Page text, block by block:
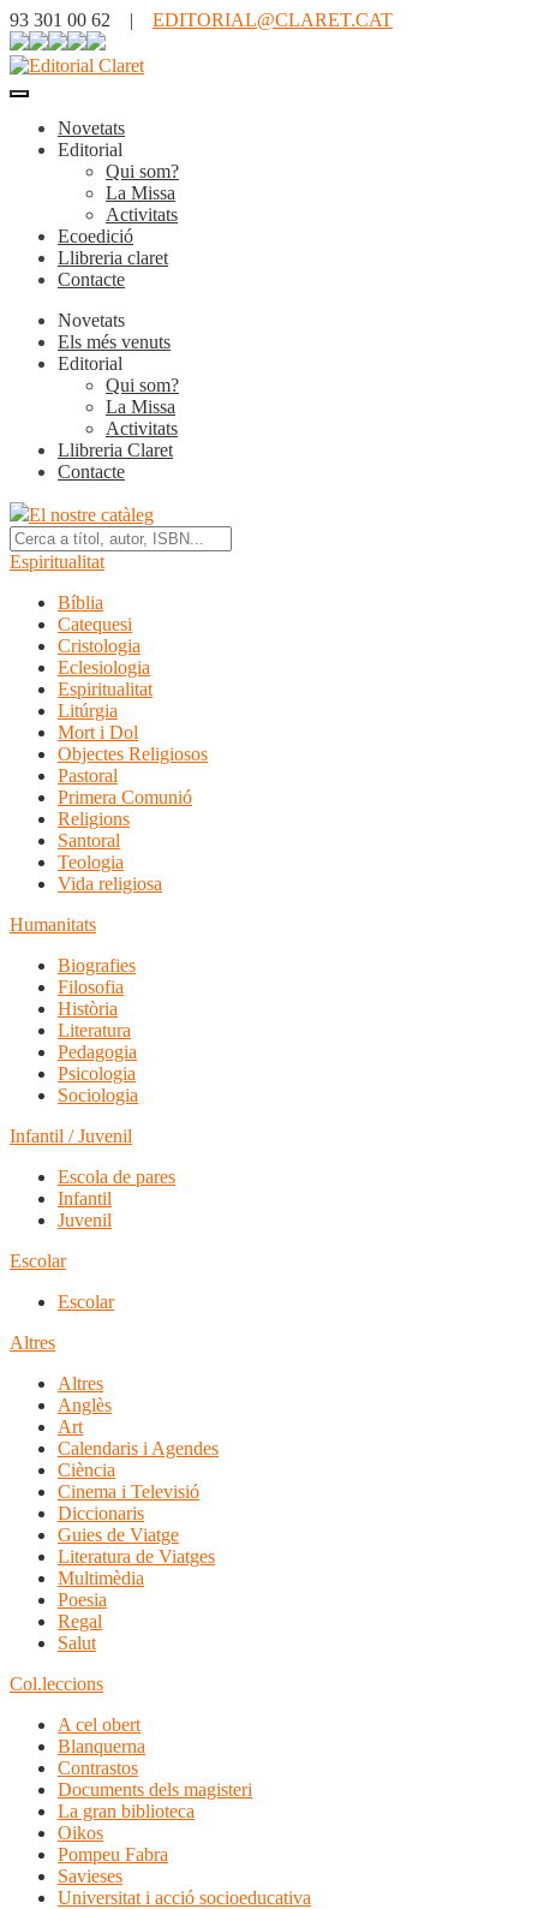
93 301 00 62 | EDITORIAL@CLARET.CAT
Novetats
Editorial
Qui som?
La Missa
Activitats
Ecoedició
Llibreria claret
Contacte
Novetats
Els més venuts
Editorial
Qui som?
La Missa
Activitats
Llibreria Claret
Contacte
El nostre catàleg
Espiritualitat
Bíblia
Catequesi
Cristologia
Eclesiologia
Espiritualitat
Litúrgia
Mort i Dol
Objectes Religiosos
Pastoral
Primera Comunió
Religions
Santoral
Teologia
Vida religiosa
Humanitats
Biografies
Filosofia
Història
Literatura
Pedagogia
Psicologia
Sociologia
Infantil / Juvenil
Escola de pares
Infantil
Juvenil
Escolar
Escolar
Altres
Altres
Anglès
Art
Calendaris i Agendes
Ciència
Cinema i Televisió
Diccionaris
Guies de Viatge
Literatura de Viatges
Multimèdia
Poesia
Regal
Salut
Col.leccions
A cel obert
Blanquerna
Contrastos
Documents dels magisteri
La gran biblioteca
Oikos
Pompeu Fabra
Savieses
Universitat i acció socioeducativa